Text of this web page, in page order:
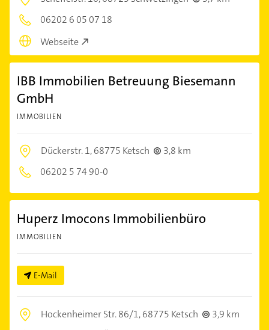
06202 6 05 07 18
Webseite
IBB Immobilien Betreuung Biesemann
GmbH
IMMOBILIEN
Dückerstr. 1,68775 Ketsch
3,8 km
06202 5 74 90-0
Huperz Imocons Immobilienbüro
IMMOBILIEN
E-Mail
Hockenheimer Str. 86/1,68775 Ketsch
3,9 km